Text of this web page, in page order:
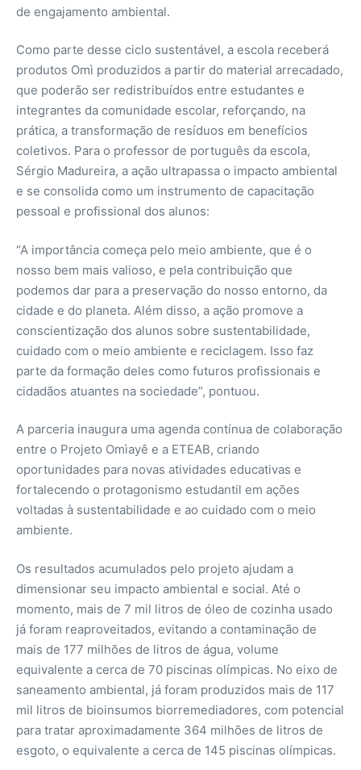
de engajamento ambiental.
Como parte desse ciclo sustentável, a escola receberá
produtos Omì produzidos a partir do material arrecadado,
que poderão ser redistribuídos entre estudantes e
integrantes da comunidade escolar, reforçando, na
prática, a transformação de resíduos em benefícios
coletivos. Para o professor de português da escola,
Sérgio Madureira, a ação ultrapassa o impacto ambiental
e se consolida como um instrumento de capacitação
pessoal e profissional dos alunos:
“A importância começa pelo meio ambiente, que é o
nosso bem mais valioso, e pela contribuição que
podemos dar para a preservação do nosso entorno, da
cidade e do planeta. Além disso, a ação promove a
conscientização dos alunos sobre sustentabilidade,
cuidado com o meio ambiente e reciclagem. Isso faz
parte da formação deles como futuros profissionais e
cidadãos atuantes na sociedade”, pontuou.
A parceria inaugura uma agenda contínua de colaboração
entre o Projeto Omìayê e a ETEAB, criando
oportunidades para novas atividades educativas e
fortalecendo o protagonismo estudantil em ações
voltadas à sustentabilidade e ao cuidado com o meio
ambiente.
Os resultados acumulados pelo projeto ajudam a
dimensionar seu impacto ambiental e social. Até o
momento, mais de 7 mil litros de óleo de cozinha usado
já foram reaproveitados, evitando a contaminação de
mais de 177 milhões de litros de água, volume
equivalente a cerca de 70 piscinas olímpicas. No eixo de
saneamento ambiental, já foram produzidos mais de 117
mil litros de bioinsumos biorremediadores, com potencial
para tratar aproximadamente 364 milhões de litros de
esgoto, o equivalente a cerca de 145 piscinas olímpicas.